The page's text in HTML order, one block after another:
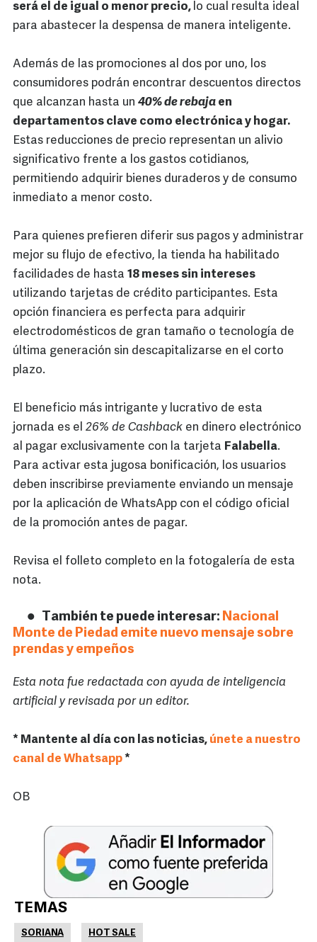
será el de igual o menor precio, lo cual resulta ideal
para abastecer la despensa de manera inteligente.
Además de las promociones al dos por uno, los
consumidores podrán encontrar descuentos directos
que alcanzan hasta un 40% de rebaja en
departamentos clave como electrónica y hogar.
Estas reducciones de precio representan un alivio
significativo frente a los gastos cotidianos,
permitiendo adquirir bienes duraderos y de consumo
inmediato a menor costo.
Para quienes prefieren diferir sus pagos y administrar
mejor su flujo de efectivo, la tienda ha habilitado
facilidades de hasta 18 meses sin intereses
utilizando tarjetas de crédito participantes. Esta
opción financiera es perfecta para adquirir
electrodomésticos de gran tamaño o tecnología de
última generación sin descapitalizarse en el corto
plazo.
El beneficio más intrigante y lucrativo de esta
jornada es el 26% de Cashback en dinero electrónico
al pagar exclusivamente con la tarjeta Falabella.
Para activar esta jugosa bonificación, los usuarios
deben inscribirse previamente enviando un mensaje
por la aplicación de WhatsApp con el código oficial
de la promoción antes de pagar.
Revisa el folleto completo en la fotogalería de esta
nota.
También te puede interesar: Nacional
Monte de Piedad emite nuevo mensaje sobre
prendas y empeños
Esta nota fue redactada con ayuda de inteligencia
artificial y revisada por un editor.
* Mantente al día con las noticias, únete a nuestro
canal de Whatsapp*
OB
TEMAS
SORIANA HOT SALE